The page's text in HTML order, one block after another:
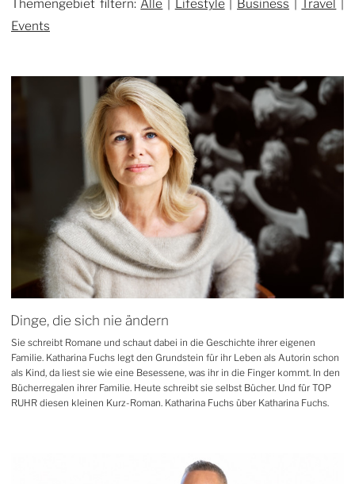
Themengebiet filtern:Alle Lifestyle| Business Travel
Events
Dinge, die sich nie ändern
Sie schreibt Romane und schaut dabei in die Geschichte ihrer eigenen
Familie. Katharina Fuchs legt den Grundstein für ihr Leben als Autorin schon
als Kind, da liest sie wie eine Besessene, was ihr in die Finger kommt. In den
Bücherregalen ihrer Familie. Heute schreibt sie selbst Bücher. Und für TOP
RUHR diesen kleinen Kurz-Roman. Katharina Fuchs über Katharina Fuchs.